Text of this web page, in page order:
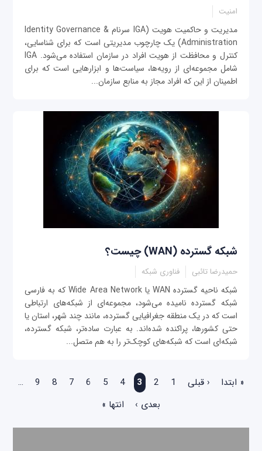
امنیت
مدیریت و حاکمیت هویت (IGA سرنام Identity Governance &
Administration) یک چارچوب مدیریتی است که برای شناسایی،
کنترل و محافظت از هویت افراد در سازمان استفاده می‌شود. IGA
شامل مجموعه‌ای از رویه‌ها، سیاست‌ها و ابزارهایی است که برای
اطمینان از این که افراد مجاز به منابع سازمان...
شبکه گسترده (WAN) چیست؟
حمیدرضا تائبی فناوری شبکه
شبکه ناحیه گسترده WAN یا Wide Area Network که به فارسی
شبکه گسترده نامیده می‌شود، مجموعه‌ای از شبکه‌های ارتباطی
است که در یک منطقه جغرافیایی گسترده، مانند چند شهر، استان یا
حتی کشورها، پراکنده شده‌اند. به عبارت ساده‌تر، شبکه گسترده،
شبکه‌ای است که شبکه‌های کوچک‌تر را به هم متصل...
صفحه‌ها
« ابتدا ‹ قبلی 1
2
3
4
5
6
7
8
9
…
بعدی ›
انتها »